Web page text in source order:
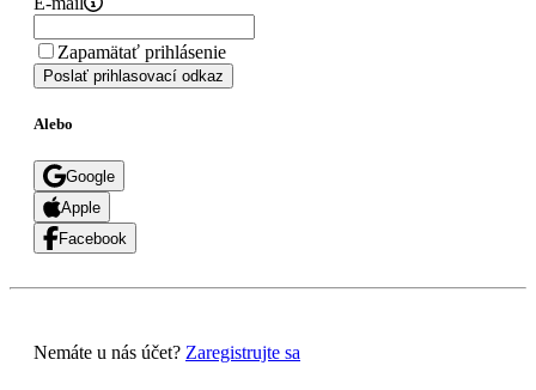
Zapamätať prihlásenie
Poslať prihlasovací odkaz
Alebo
Google
Apple
Facebook
Nemáte u nás účet? Zaregistrujte sa